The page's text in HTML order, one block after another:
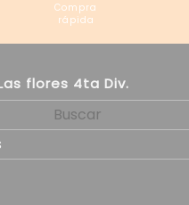
Compra
rápida
flores 4ta Div.